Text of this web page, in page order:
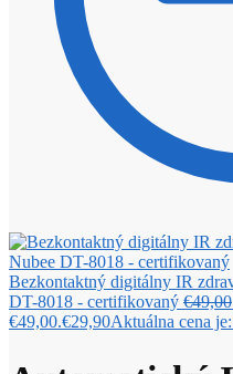
Bezkontaktný digitálny IR
DT-8018 - certifikovaný €49,00
€49,00.€29,90Aktuálna cena